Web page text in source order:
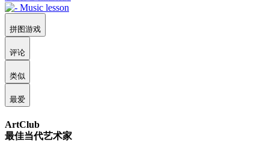
拼图游戏
评论
类似
最爱
ArtClub
最佳当代艺术家